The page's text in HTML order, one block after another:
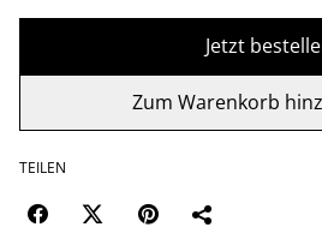
Jetzt
Zum Warenkorb
TEILEN